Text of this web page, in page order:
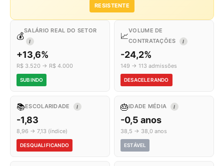
RESISTENTE
💰
SALÁRIO REAL DO SETOR
I
+13,6%
R$ 3.520 → R$ 4.000
SUBINDO
📈
VOLUME DE
CONTRATAÇÕES
I
-24,2%
149 → 113 admissões
DESACELERANDO
📚ESCOLARIDADE I
-1,83
8,96 → 7,13 (índice)
DESQUALIFICANDO
🎂IDADE MÉDIA I
-0,5 anos
38,5 → 38,0 anos
ESTÁVEL